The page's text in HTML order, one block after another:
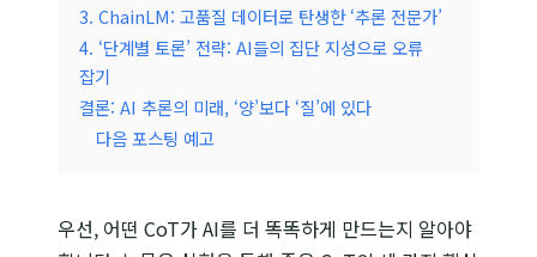
3. ChainLM: 고품질 데이터로 탄생한 ‘추론 전문가’
4. ‘단계별 토론’ 전략: AI들의 집단 지성으로 오류
잡기
결론: AI 추론의 미래, ‘양’보다 ‘질’에 있다
다음 포스팅 예고
우선, 어떤 CoT가 AI를 더 똑똑하게 만드는지 알아야